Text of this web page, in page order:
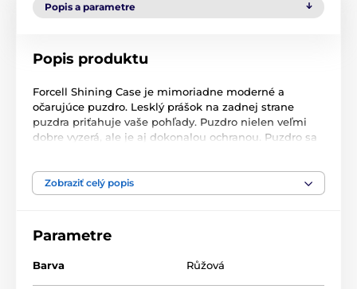
Popis a parametre
Popis produktu
Forcell Shining Case je mimoriadne moderné a
očarujúce puzdro. Lesklý prášok na zadnej strane
puzdra priťahuje vaše pohľady. Puzdro nielen veľmi
dobre vyzerá, ale je aj dokonalou ochranou. Puzdro sa
tenká. Puzdro poskytuje dokonalú ochranu pred
poškriabaním a poškodením. Svietiace puzdro veľmi
podrezané okraje chránia displej a fotoaparát. Puzdro
je k dispozícii v rôznych farbách. Farba: ružová.
Zobraziť celý popis
Parametre
Barva Růžová